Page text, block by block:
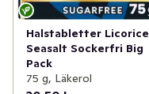
Halstabletter Licorice
Seasalt Sockerfri Big
Pack
75 g, Läkerol